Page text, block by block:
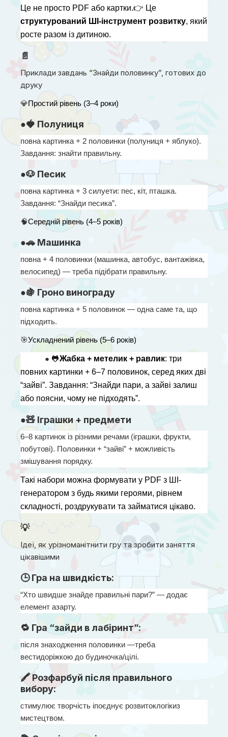
Це не просто PDF або картки.👉
структурований ШІ-інструмент розвитку, який
росте разом із дитиною.
📄
Приклади завдань “Знайди половинку”, готових до
друку
💎Простий рівень (3–4 роки)
●🍓 Полуниця
повна картинка + 2 половинки (полуниця + яблуко).
Завдання: знайти правильну.
●🐶 Песик
повна картинка + 3 силуети: пес, кіт, пташка.
Завдання: “Знайди песика”.
🧠Середній рівень (4–5 років)
●🚗 Машинка
повна + 4 половинки (машинка, автобус, вантажівка,
велосипед) — треба підібрати правильну.
●🍇 Гроно винограду
повна картинка + 5 половинок — одна саме та, що
підходить.
🎯Ускладнений рівень (5–6 років)
● 🐸Жабка + метелик + равлик: три
повних картинки + 6–7 половинок, серед яких дві
“зайві”. Завдання: “Знайди пари, а зайві залиш
або поясни, чому не підходять”.
●🧸 Іграшки + предмети
6–8 картинок із різними речами (іграшки, фрукти,
побутові). Половинки + “зайві” + можливість
змішування порядку.
Такі набори можна формувати у PDF з ШІ-
генератором з будь якими героями, рівнем
складності, роздрукувати та займатися цікаво.
💡
Ідеї, як урізноманітнити гру та зробити заняття
цікавішими
🕒 Гра на швидкість:
“Хто швидше знайде правильні пари?” — додає
елемент азарту.
🔁 Гра “зайди в лабіринт”:
після знаходження половинки —треба
вестидоріжкою до будиночка/цілі.
🖍 Розфарбуй після правильного
вибору:
стимулює творчість іпоєднує розвитоклогікиз
мистецтвом.